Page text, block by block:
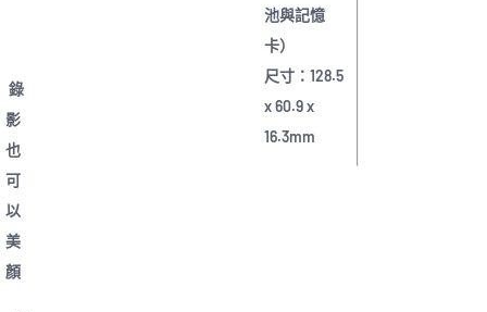
錄
影
也
可
以
美
顏
池與記憶
卡）
尺寸：128.5
x 60.9 x
16.3mm